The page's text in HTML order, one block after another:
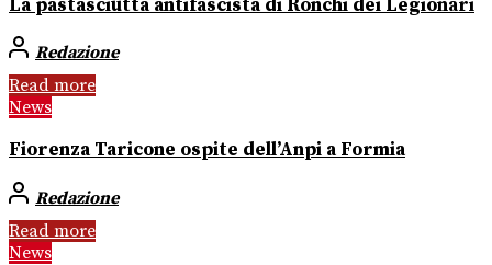
La pastasciutta antifascista di Ronchi dei Legionari
Redazione
Read more
News
Fiorenza Taricone ospite dell’Anpi a Formia
Redazione
Read more
News